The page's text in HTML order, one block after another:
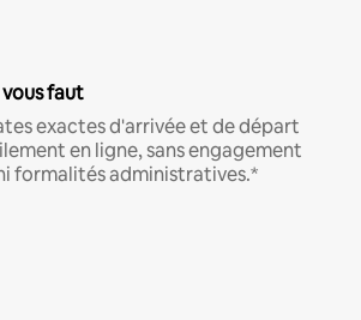
faut
exactes d'arrivée et de départ
en ligne, sans engagement
formalités administratives.*